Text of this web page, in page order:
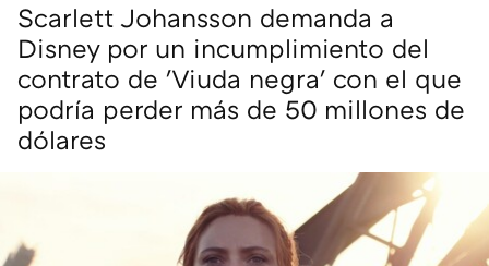
Scarlett Johansson demanda a
Disney por un incumplimiento del
contrato de 'Viuda negra' con el que
podría perder más de 50 millones de
dólares